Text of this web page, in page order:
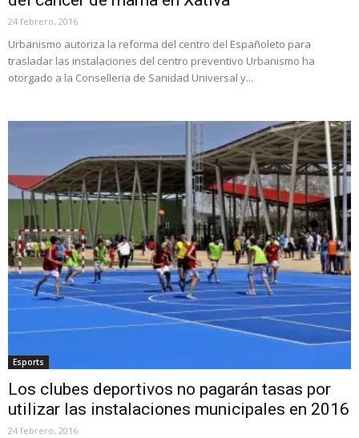
24 febrero, 2016
Urbanismo autoriza la reforma del centro del Españoleto para
trasladar las instalaciones del centro preventivo Urbanismo ha
otorgado a la Conselleria de Sanidad Universal y...
Esports
Los clubes deportivos no pagarán tasas por
utilizar las instalaciones municipales en 2016
24 febrero, 2016